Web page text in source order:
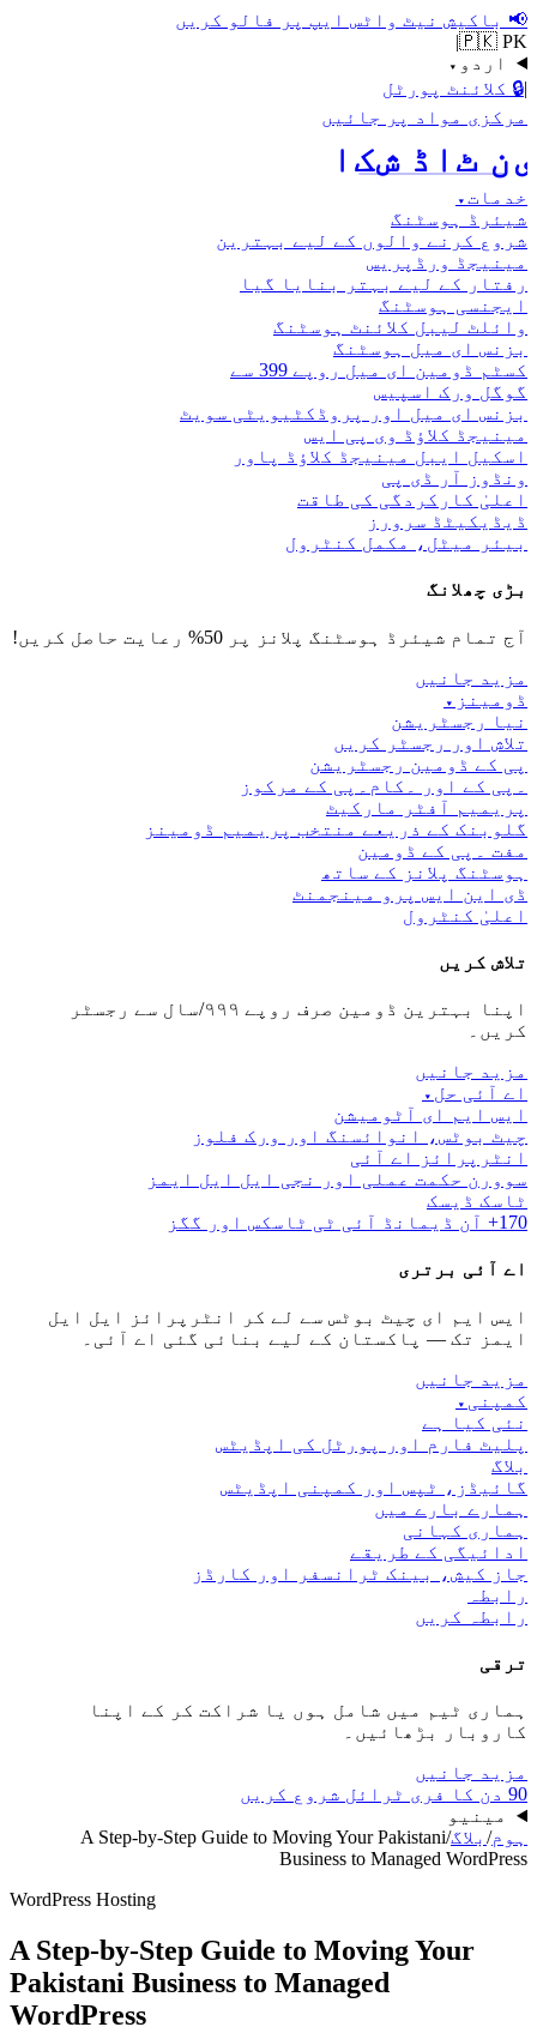
📢 باکیش نیٹ واٹس ایپ پر فالو کریں
🇵🇰 PK
|
اردو ▾
|
🔒 کلائنٹ پورٹل
مرکزی مواد پر جائیں
ڈاٹ نیٹ
خدمات▾
شیئرڈ ہوسٹنگ
شروع کرنے والوں کے لیے بہترین
مینیجڈ ورڈپریس
رفتار کے لیے بہتر بنایا گیا
ایجنسی ہوسٹنگ
وائلٹ لیبل کلائنٹ ہوسٹنگ
بزنس ای میل ہوسٹنگ
کسٹم ڈومین ای میل روپے 399 سے
گوگل ورک اسپیس
بزنس ای میل اور پروڈکٹیویٹی سویٹ
مینیجڈ کلاؤڈ وی پی ایس
اسکیل ایبل مینیجڈ کلاؤڈ پاور
ونڈوز آر ڈی پی
اعلیٰ کارکردگی کی طاقت
ڈیڈیکیٹڈ سرورز
بیئر میٹل، مکمل کنٹرول
بڑی چھلانگ
آج تمام شیئرڈ ہوسٹنگ پلانز پر 50% رعایت حاصل کریں!
مزید جانیں
ڈومینز ▾
نیا رجسٹریشن
تلاش اور رجسٹر کریں
پی کے ڈومین رجسٹریشن
۔پی کے اور ۔کام۔پی کے مرکوز
پریمیم آفٹر مارکیٹ
گلوبنک کے ذریعے منتخب پریمیم ڈومینز
مفت ۔پی کے ڈومین
ہوسٹنگ پلانز کے ساتھ
ڈی این ایس پرو مینجمنٹ
اعلیٰ کنٹرول
تلاش کریں
اپنا بہترین ڈومین صرف روپے ۹۹۹/سال سے رجسٹر
کریں۔
مزید جانیں
اے آئی حل ▾
ایس ایم ای آٹومیشن
چیٹ بوٹس، انوائسنگ اور ورک فلوز
انٹرپرائز اے آئی
سوورن حکمت عملی اور نجی ایل ایل ایمز
ٹاسک ڈیسک
170+ آن ڈیمانڈ آئی ٹی ٹاسکس اور گگز
اے آئی برتری
ایس ایم ای چیٹ بوٹس سے لے کر انٹرپرائز ایل ایل
ایمز تک — پاکستان کے لیے بنائی گئی اے آئی۔
مزید جانیں
کمپنی ▾
نئی کیا ہے
پلیٹ فارم اور پورٹل کی اپڈیٹس
بلاگ
گائیڈز، ٹپس اور کمپنی اپڈیٹس
ہمارے بارے میں
ہماری کہانی
ادائیگی کے طریقے
جاز کیش، بینک ٹرانسفر اور کارڈز
رابطہ
رابطہ کریں
ترقی
ہماری ٹیم میں شامل ہوں یا شراکت کر کے اپنا
کاروبار بڑھائیں۔
مزید جانیں
90 دن کا فری ٹرائل شروع کریں
مینیو
ہوم/ بلاگ/
A Step-by-Step Guide to Moving Your Pakistani
Business to Managed WordPress
WordPress Hosting
A Step-by-Step Guide to Moving Your
Pakistani Business to Managed
WordPress